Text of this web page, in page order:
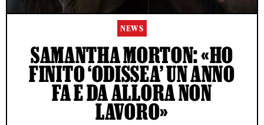
NEWS
SAMANTHA MORTON: «HO
FINITO ‘ODISSEA’ UN ANNO
FA E DA ALLORA NON
LAVORO»